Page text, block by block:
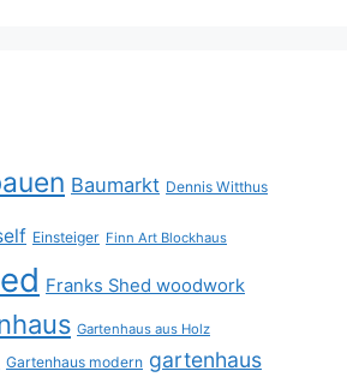
Baumarkt Dennis Witthus
Einsteiger Finn Art Blockhaus
Franks Shed woodwork
Gartenhaus aus Holz
Gartenhaus modern gartenhaus